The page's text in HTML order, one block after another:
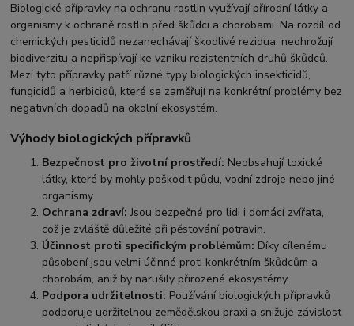
Biologické přípravky na ochranu rostlin využívají přírodní látky a
organismy k ochraně rostlin před škůdci a chorobami. Na rozdíl od
chemických pesticidů nezanechávají škodlivé rezidua, neohrožují
biodiverzitu a nepřispívají ke vzniku rezistentních druhů škůdců.
Mezi tyto přípravky patří různé typy biologických insekticidů,
fungicidů a herbicidů, které se zaměřují na konkrétní problémy bez
negativních dopadů na okolní ekosystém.
Výhody biologických přípravků
Bezpečnost pro životní prostředí: Neobsahují toxické
látky, které by mohly poškodit půdu, vodní zdroje nebo jiné
organismy.
Ochrana zdraví: Jsou bezpečné pro lidi i domácí zvířata,
což je zvláště důležité při pěstování potravin.
Účinnost proti specifickým problémům: Díky cílenému
působení jsou velmi účinné proti konkrétním škůdcům a
chorobám, aniž by narušily přirozené ekosystémy.
Podpora udržitelnosti: Používání biologických přípravků
podporuje udržitelnou zemědělskou praxi a snižuje závislost